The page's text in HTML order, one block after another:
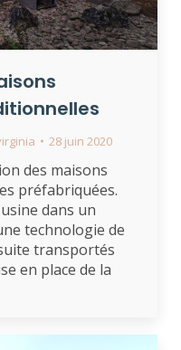
28 juin 2020
des maisons
préfabriquées.
dans un
technologie de
transportés
en place de la